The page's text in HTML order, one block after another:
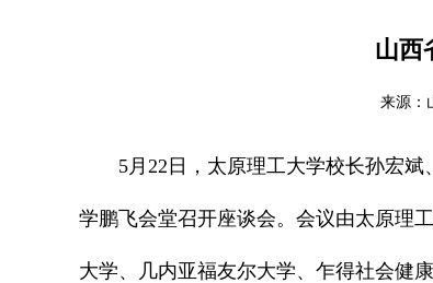
山西
来源：
5月22日，太原理工大学校长孙宏
学鹏飞会堂召开座谈会。会议由太原理
大学、几内亚福友尔大学、乍得社会健